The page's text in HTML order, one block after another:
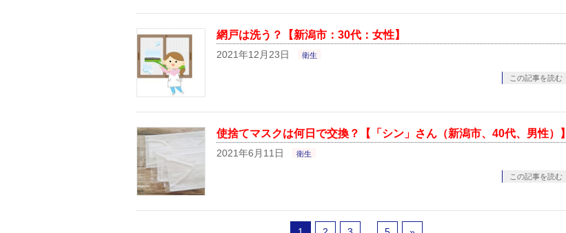
網戸は洗う？【新潟市：30代：女性】
2021年12月23日 衛生
この記事を読む
使捨てマスクは何日で交換？【「シン」さん（新潟市、40代、男性）】
2021年6月11日 衛生
この記事を読む